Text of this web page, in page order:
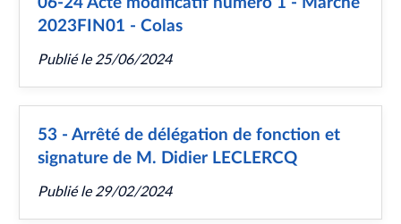
2023FIN01 - Colas
Publié le25/06/2024
53 - Arrêté de délégation de fonction et
signature de M. Didier LECLERCQ
Publié le29/02/2024